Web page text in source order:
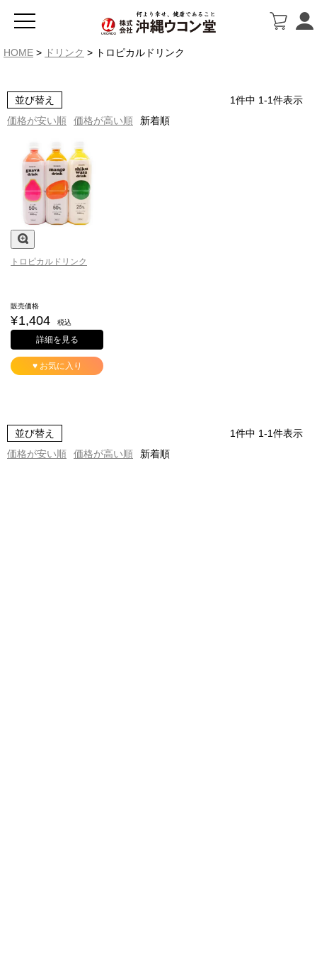
HOME ドリンク トロピカルドリンク
並び替え
価格が安い順
価格が高い順 新着順
1件中 1-1件表示
トロピカルドリンク
販売価格
¥1,404 税込
詳細を見る
♥ お気に入り
並び替え
価格が安い順
価格が高い順 新着順
1件中 1-1件表示